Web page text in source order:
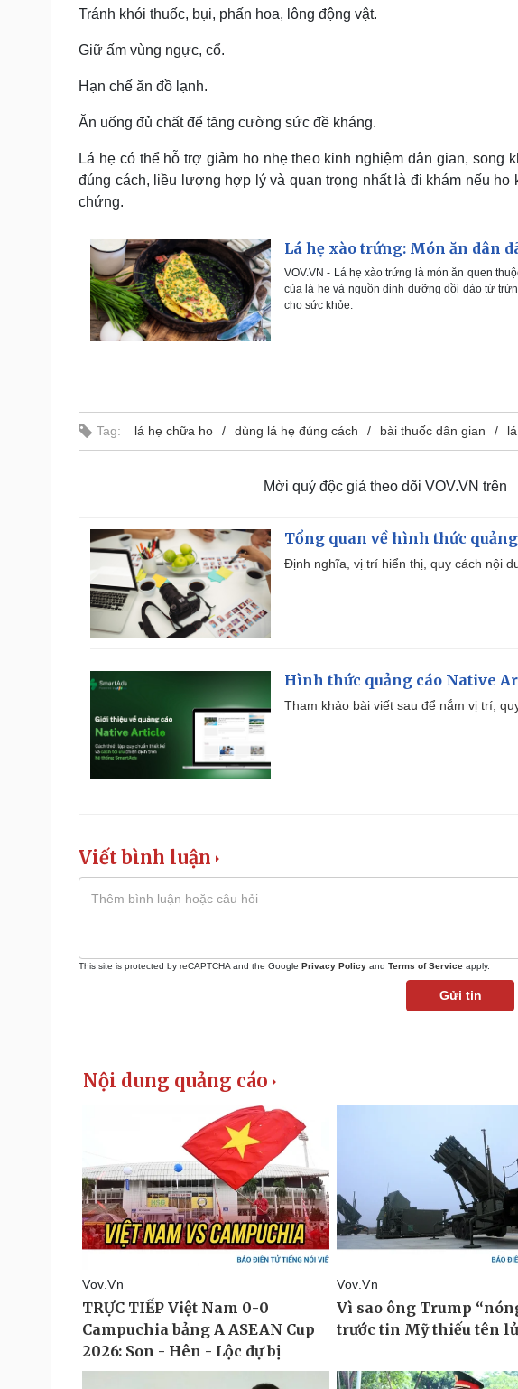
Tránh khói thuốc, bụi, phấn hoa, lông động vật.
Giữ ấm vùng ngực, cổ.
Hạn chế ăn đồ lạnh.
Ăn uống đủ chất để tăng cường sức đề kháng.
Lá hẹ có thể hỗ trợ giảm ho nhẹ theo kinh nghiệm dân gian, song
đúng cách, liều lượng hợp lý và quan trọng nhất là đi khám nếu
chứng.
Lá hẹ xào trứng: Món ăn dân
VOV.VN - Lá hẹ xào trứng là món ăn quen
của lá hẹ và nguồn dinh dưỡng dồi dào từ
cho sức khỏe.
Tag: lá hẹ chữa ho dùng lá hẹ đúng cách bài thuốc dân gian
Mời quý độc giả theo dõi VOV.VN trên
Tổng quan về hình thức
Định nghĩa, vị trí hiển thị, quy cách nội
Hình thức quảng cáo Native
Tham khảo bài viết sau để nắm vị trí,
Viết bình luận
This site is protected by reCAPTCHA and the Google Privacy Policy and Terms of Service apply.
Gửi tin